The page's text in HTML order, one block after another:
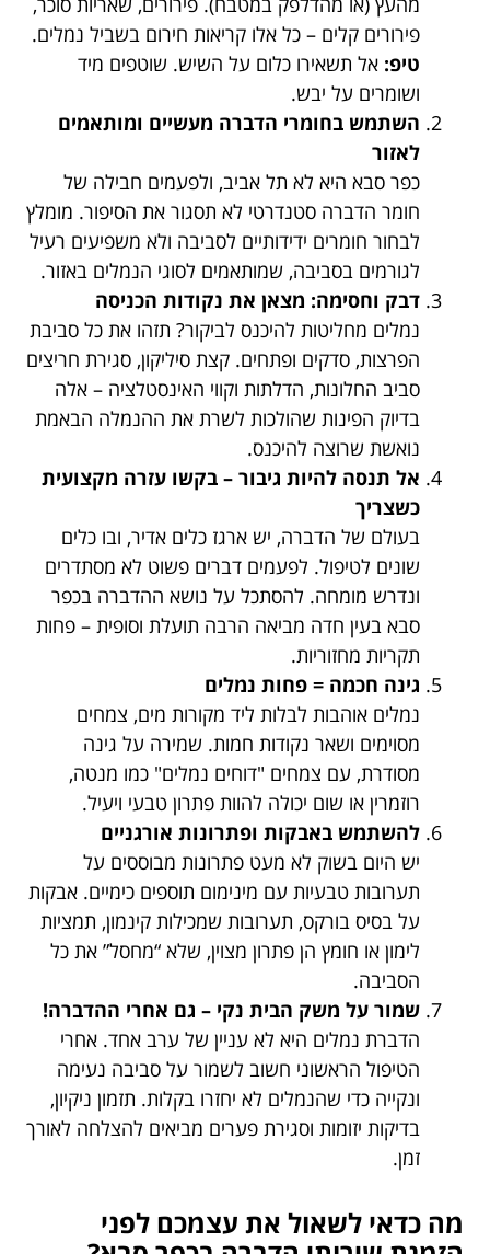
פירורים קלים – כל אלו קריאות חירום בשביל נמלים.
טיפ: אל תשאירו כלום על השיש. שוטפים מיד
ושומרים על יבש.
השתמש בחומרי הדברה מעשיים ומותאמים
לאזור
כפר סבא היא לא תל אביב, ולפעמים חבילה של
חומר הדברה סטנדרטי לא תסגור את הסיפור. מומלץ
לבחור חומרים ידידותיים לסביבה ולא משפיעים רעיל
לגורמים בסביבה, שמותאמים לסוגי הנמלים באזור.
דבק וחסימה: מצאן את נקודות הכניסה
נמלים מחליטות להיכנס לביקור? תזהו את כל סביבת
הפרצות, סדקים ופתחים. קצת סיליקון, סגירת חריצים
סביב החלונות, הדלתות וקווי האינסטלציה – אלה
בדיוק הפינות שהולכות לשרת את ההנמלה הבאמת
נואשת שרוצה להיכנס.
אל תנסה להיות גיבור – בקשו עזרה מקצועית
כשצריך
בעולם של הדברה, יש ארגז כלים אדיר, ובו כלים
שונים לטיפול. לפעמים דברים פשוט לא מסתדרים
ונדרש מומחה. להסתכל על נושא ההדברה בכפר
סבא בעין חדה מביאה הרבה תועלת וסופית – פחות
תקריות מחזוריות.
גינה חכמה = פחות נמלים
נמלים אוהבות לבלות ליד מקורות מים, צמחים
מסוימים ושאר נקודות חמות. שמירה על גינה
מסודרת, עם צמחים "דוחים נמלים" כמו מנטה,
רוזמרין או שום יכולה להוות פתרון טבעי ויעיל.
להשתמש באבקות ופתרונות אורגניים
יש היום בשוק לא מעט פתרונות מבוססים על
תערובות טבעיות עם מינימום תוספים כימיים. אבקות
על בסיס בורקס, תערובות שמכילות קינמון, תמציות
לימון או חומץ הן פתרון מצוין, שלא “מחסל” את כל
הסביבה.
שמור על משק הבית נקי – גם אחרי ההדברה!
הדברת נמלים היא לא עניין של ערב אחד. אחרי
הטיפול הראשוני חשוב לשמור על סביבה נעימה
ונקייה כדי שהנמלים לא יחזרו בקלות. תזמון ניקיון,
בדיקות יזומות וסגירת פערים מביאים להצלחה לאורך
זמן.
מה כדאי לשאול את עצמכם לפני